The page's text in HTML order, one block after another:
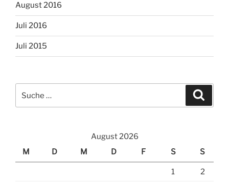
August 2016
Juli 2016
Juli 2015
August 2026
M
D M D F S S
1 2